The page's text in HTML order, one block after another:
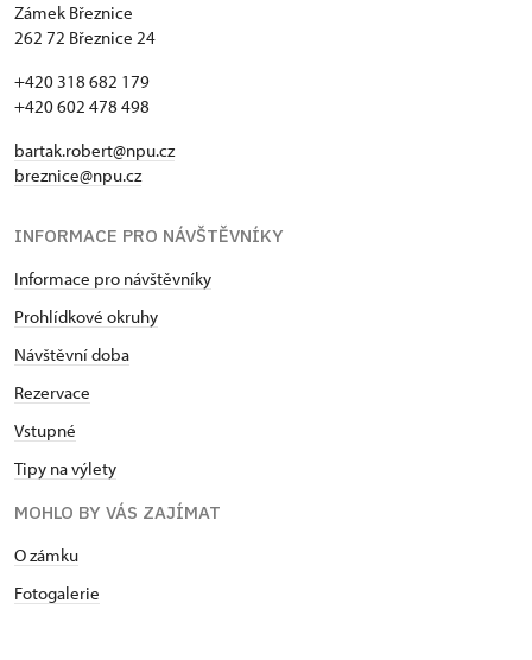
Zámek Březnice
262 72 Březnice 24
+420 318 682 179
+420 602 478 498
bartak.robert@npu.cz
breznice@npu.cz
INFORMACE PRO NÁVŠTĚVNÍKY
Informace pro návštěvníky
Prohlídkové okruhy
Návštěvní doba
Rezervace
Vstupné
Tipy na výlety
MOHLO BY VÁS ZAJÍMAT
O zámku
Fotogalerie